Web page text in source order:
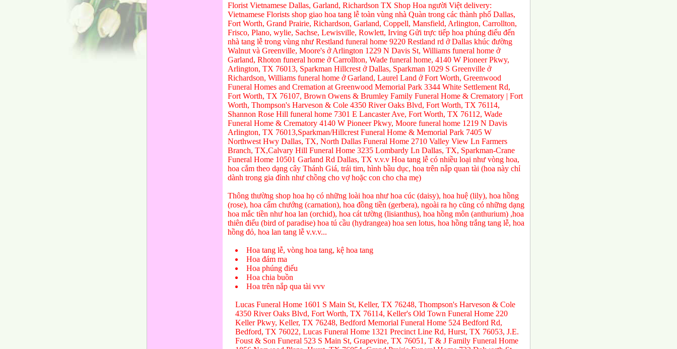
Florist Vietnamese Dallas, Garland, Richardson TX Shop Hoa người Việt delivery:
Vietnamese Florists shop giao hoa tang lễ toàn vùng nhà Quàn trong các thành phố Dallas,
Fort Worth, Grand Prairie, Richardson, Garland, Coppell, Mansfield, Arlington, Carrollton,
Frisco, Plano, wylie, Sachse, Lewisville, Rowlett, Irving Gửi trực tiếp hoa phúng điếu đến
nhà tang lễ trong vùng như Restland funeral home 9220 Restland rd ở Dallas khúc đường
Walnut và Greenville, Moore's ở Arlington 1229 N Davis St, Williams funeral home ở
Garland, Rhoton funeral home ở Carrollton, Wade funeral home, 4140 W Pioneer Pkwy,
Arlington, TX 76013, Sparkman Hillcrest ở Dallas, Sparkman 1029 S Greenville ở
Richardson, Williams funeral home ở Garland, Laurel Land ở Fort Worth, Greenwood
Funeral Homes and Cremation at Greenwood Memorial Park 3344 White Settlement Rd,
Fort Worth, TX 76107, Brown Owens & Brumley Family Funeral Home & Crematory | Fort
Worth, Thompson's Harveson & Cole 4350 River Oaks Blvd, Fort Worth, TX 76114,
Shannon Rose Hill funeral home 7301 E Lancaster Ave, Fort Worth, TX 76112, Wade
Funeral Home & Crematory 4140 W Pioneer Pkwy, Moore funeral home 1219 N Davis
Arlington, TX 76013,Sparkman/Hillcrest Funeral Home & Memorial Park 7405 W
Northwest Hwy Dallas, TX, North Dallas Funeral Home 2710 Valley View Ln Farmers
Branch, TX,Calvary Hill Funeral Home 3235 Lombardy Ln Dallas, TX, Sparkman-Crane
Funeral Home 10501 Garland Rd Dallas, TX v.v.v Hoa tang lễ có nhiều loại như vòng hoa,
hoa cắm theo dạng cây Thánh Giá, trái tim, hình bầu dục, hoa trên nắp quan tài (hoa này chỉ
dành trong gia đình như chồng cho vợ hoặc con cho cha mẹ)
Thông thường shop hoa họ có những loài hoa như hoa cúc (daisy), hoa huệ (lily), hoa hồng
(rose), hoa cẩm chướng (carnation), hoa đồng tiền (gerbera), ngoài ra họ cũng có những dạng
hoa mắc tiền như hoa lan (orchid), hoa cát tường (lisianthus), hoa hồng môn (anthurium) ,hoa
thiên điểu (bird of paradise) hoa tú cầu (hydrangea) hoa sen lotus, hoa hồng trắng tang lễ, hoa
hồng đỏ, hoa lan tang lễ v.v.v...
Hoa tang lễ, vòng hoa tang, kệ hoa tang
Hoa đám ma
Hoa phúng điếu
Hoa chia buồn
Hoa trên nắp qua tài vvv
Lucas Funeral Home 1601 S Main St, Keller, TX 76248, Thompson's Harveson & Cole
4350 River Oaks Blvd, Fort Worth, TX 76114, Keller's Old Town Funeral Home 220
Keller Pkwy, Keller, TX 76248, Bedford Memorial Funeral Home 524 Bedford Rd,
Bedford, TX 76022, Lucas Funeral Home 1321 Precinct Line Rd, Hurst, TX 76053, J.E.
Foust & Son Funeral 523 S Main St, Grapevine, TX 76051, T & J Family Funeral Home